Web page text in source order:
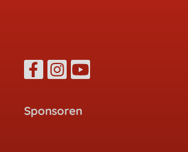
Sponsoren